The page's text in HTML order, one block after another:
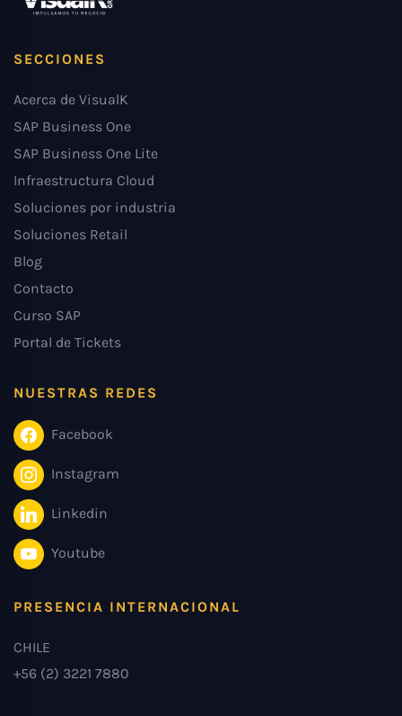
SECCIONES
Acerca de VisualK
SAP Business One
SAP Business One Lite
Infraestructura Cloud
Soluciones por industria
Soluciones Retail
Blog
Contacto
Curso SAP
Portal de Tickets
NUESTRAS REDES
Facebook
Instagram
Linkedin
Youtube
PRESENCIA INTERNACIONAL
CHILE
+56 (2) 3221 7880